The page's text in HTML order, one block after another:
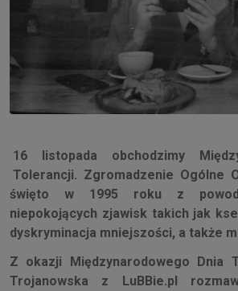
16 listopada obchodzimy
Tolerancji. Zgromadzenie Ogólne
święto w 1995 roku z
niepokojących zjawisk takich jak
dyskryminacja mniejszości, a także
Z okazji Międzynarodowego Dnia
Trojanowska z LuBBie.pl